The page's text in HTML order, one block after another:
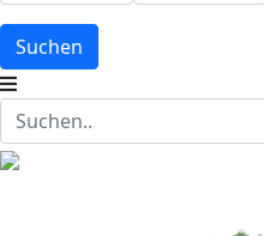
Suchen